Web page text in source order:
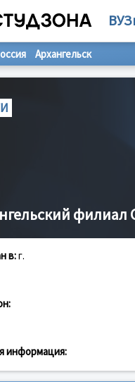
Архангельск
филиал
в:г.
информация: